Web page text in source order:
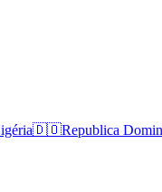
🇩🇴Republica